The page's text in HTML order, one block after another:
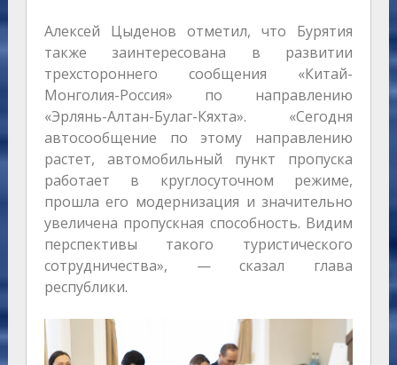
Алексей Цыденов отметил, что Бурятия
также заинтересована в развитии
трехстороннего сообщения «Китай-
Монголия-Россия» по направлению
«Эрлянь-Алтан-Булаг-Кяхта». «Сегодня
автосообщение по этому направлению
растет, автомобильный пункт пропуска
работает в круглосуточном режиме,
прошла его модернизация и значительно
увеличена пропускная способность. Видим
перспективы такого туристического
сотрудничества», — сказал глава
республики.